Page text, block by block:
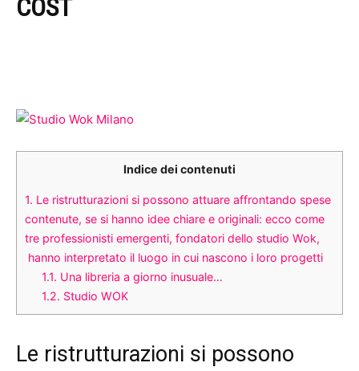
COST
Indice dei contenuti
1. Le ristrutturazioni si possono attuare affrontando spese
contenute, se si hanno idee chiare e originali: ecco come
tre professionisti emergenti, fondatori dello studio Wok,
hanno interpretato il luogo in cui nascono i loro progetti
1.1. Una libreria a giorno inusuale…
1.2. Studio WOK
Le ristrutturazioni si possono